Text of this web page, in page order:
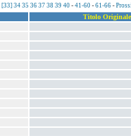
[33] 34 35 36 37 38 39 40 - 41-60 - 61-66 -
Titolo Originale